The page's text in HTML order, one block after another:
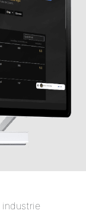
industrie